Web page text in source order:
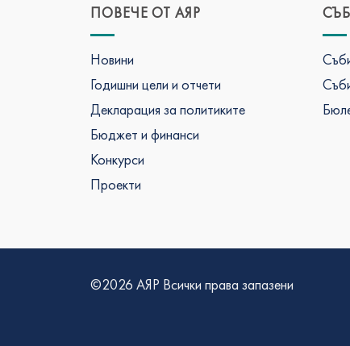
ПОВЕЧЕ ОТ АЯР
Новини
Годишни цели и отчети
Декларация за политиките
Бюджет и финанси
Конкурси
Проекти
©2026 АЯР Всички права запазени